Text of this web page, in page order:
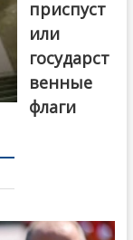
приспуст
или
государст
венные
флаги